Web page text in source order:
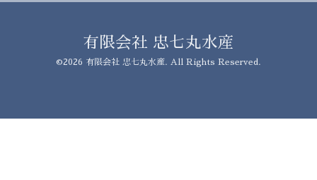
有限会社 忠七丸水産
©2026 有限会社 忠七丸水産. All Rights Reserved.